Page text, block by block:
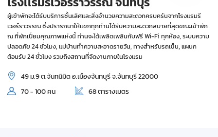
ผู้เข้าพักจะได้รับบริการชั้นเลิศและสิ่งอำนวยความสะดวกครบครันจากโรงแรมรี
เวอร์ราวรรณ ซึ่งปรารถนาให้แขกทุกท่านได้รับความสะดวกสบายที่สุดขณะเข้าพัก
ณ ที่พักเปี่ยมคุณภาพแห่งนี้ ท่านจะได้เพลิดเพลินกับฟรี Wi-Fi ทุกห้อง, ระบบความ
ปลอดภัย 24 ชั่วโมง, แม่บ้านทำความสะอาดรายวัน, ทางสำหรับรถเข็น, แผนก
ต้อนรับ 24 ชั่วโมง รวมถึงสถานที่จัดงานภายในโรงแรม
49 ม.9 ต.จันทนิมิต อ.เมืองจันทบุรี จ.จันทบุรี 22000
70 - 100 คน
68 ตารางเมตร